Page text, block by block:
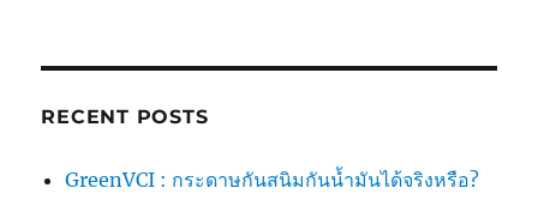
RECENT POSTS
GreenVCI : กระดาษกันสนิมกันน้ำมันได้จริงหรือ?